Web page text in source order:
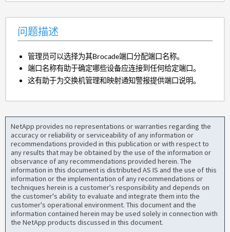
问题描述
管理员可以选择为其Brocade端口分配端口名称。
端口名称有助于确定哪些设备应连接到任何给定端口。
这有助于为交换机管理和映射通知警报提供端口说明。
NetApp provides no representations or warranties regarding the
accuracy or reliability or serviceability of any information or
recommendations provided in this publication or with respect to
any results that may be obtained by the use of the information or
observance of any recommendations provided herein. The
information in this document is distributed AS IS and the use of this
information or the implementation of any recommendations or
techniques herein is a customer's responsibility and depends on
the customer's ability to evaluate and integrate them into the
customer's operational environment. This document and the
information contained herein may be used solely in connection with
the NetApp products discussed in this document.